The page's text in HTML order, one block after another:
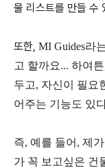
물 리스트를 만들 수
또한, MI Guides라
고 할까요... 하여
두고, 자신이 필요
어주는 기능도 있
즉, 예를 들어, 제
가 꼭 보고싶은 건